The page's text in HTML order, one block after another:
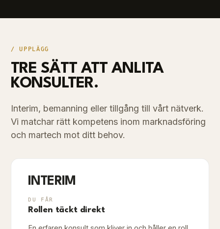
/ UPPLÄGG
TRE SÄTT ATT ANLITA
KONSULTER.
Interim, bemanning eller tillgång till vårt nätverk.
Vi matchar rätt kompetens inom marknadsföring
och martech mot ditt behov.
INTERIM
DU FÅR
Rollen täckt direkt